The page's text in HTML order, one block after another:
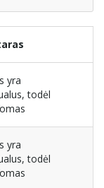
yra
todėl
yra
todėl